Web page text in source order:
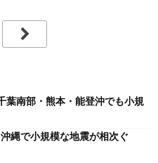
葉南部・熊本・能登沖でも小規
縄で小規模な地震が相次ぐ